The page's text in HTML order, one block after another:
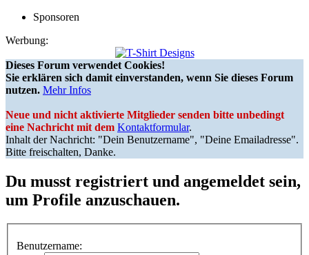
Sponsoren
Werbung:
Dieses Forum verwendet Cookies!
Sie erklären sich damit einverstanden, wenn Sie dieses Forum
nutzen. Mehr Infos
Neue und nicht aktivierte Mitglieder senden bitte unbedingt
eine Nachricht mit dem Kontaktformular.
Inhalt der Nachricht: "Dein Benutzername", "Deine Emailadresse".
Bitte freischalten, Danke.
Du musst registriert und angemeldet sein,
um Profile anzuschauen.
Benutzername: